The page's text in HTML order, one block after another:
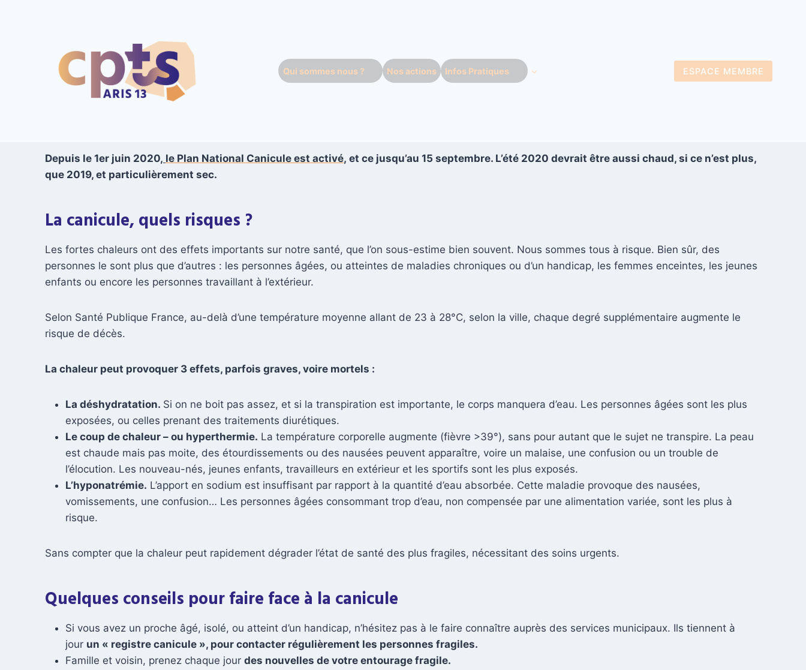
Qui sommes nous ? Nos actions Infos Pratiques ESPACE MEMBRE
Depuis le 1er juin 2020, le Plan National Canicule est activé, et ce jusqu’au 15 septembre. L’été 2020 devrait être aussi chaud, si ce n’est plus,
que 2019, et particulièrement sec.
La canicule, quels risques ?
Les fortes chaleurs ont des effets importants sur notre santé, que l’on sous-estime bien souvent. Nous sommes tous à risque. Bien sûr, des
personnes le sont plus que d’autres : les personnes âgées, ou atteintes de maladies chroniques ou d’un handicap, les femmes enceintes, les jeunes
enfants ou encore les personnes travaillant à l’extérieur.
Selon Santé Publique France, au-delà d’une température moyenne allant de 23 à 28°C, selon la ville, chaque degré supplémentaire augmente le
risque de décès.
La chaleur peut provoquer 3 effets, parfois graves, voire mortels :
La déshydratation. Si on ne boit pas assez, et si la transpiration est importante, le corps manquera d’eau. Les personnes âgées sont les plus
exposées, ou celles prenant des traitements diurétiques.
Le coup de chaleur – ou hyperthermie. La température corporelle augmente (fièvre >39°), sans pour autant que le sujet ne transpire. La peau
est chaude mais pas moite, des étourdissements ou des nausées peuvent apparaître, voire un malaise, une confusion ou un trouble de
l’élocution. Les nouveau-nés, jeunes enfants, travailleurs en extérieur et les sportifs sont les plus exposés.
L’hyponatrémie. L’apport en sodium est insuffisant par rapport à la quantité d’eau absorbée. Cette maladie provoque des nausées,
vomissements, une confusion… Les personnes âgées consommant trop d’eau, non compensée par une alimentation variée, sont les plus à
risque.
Sans compter que la chaleur peut rapidement dégrader l’état de santé des plus fragiles, nécessitant des soins urgents.
Quelques conseils pour faire face à la canicule
Si vous avez un proche âgé, isolé, ou atteint d’un handicap, n’hésitez pas à le faire connaître auprès des services municipaux. Ils tiennent à
jour un « registre canicule », pour contacter régulièrement les personnes fragiles.
Famille et voisin, prenez chaque jour des nouvelles de votre entourage fragile.